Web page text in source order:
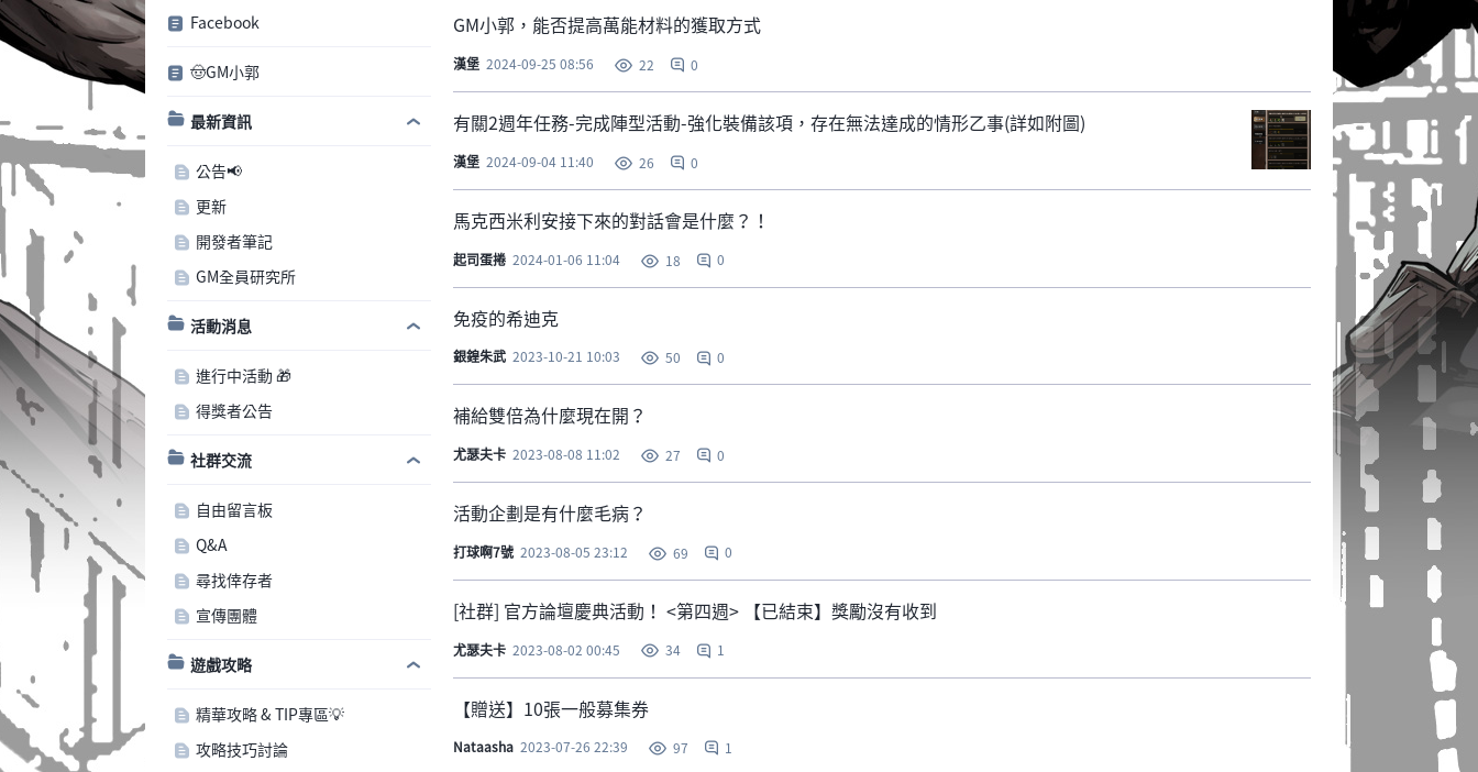
Facebook
🤠GM小郭
最新資訊
公告📢
更新
開發者筆記
GM全員研究所
活動消息
進行中活動 🎁
得獎者公告
社群交流
自由留言板
Q&A
尋找倖存者
宣傳團體
遊戲攻略
精華攻略 & TIP專區💡
攻略技巧討論
GM小郭，能否提高萬能材料的獲取方式
漢堡 2024-09-25 08:56 22 0
有關2週年任務-完成陣型活動-強化裝備該項，存在無法達成的情形乙事(詳如附圖)
漢堡 2024-09-04 11:40 26 0
馬克西米利安接下來的對話會是什麼？！
起司蛋捲 2024-01-06 11:04 18 0
免疫的希迪克
銀鍠朱武 2023-10-21 10:03 50 0
補給雙倍為什麼現在開？
尤瑟夫卡 2023-08-08 11:02 27 0
活動企劃是有什麼毛病？
打球啊7號 2023-08-05 23:12 69 0
[社群] 官方論壇慶典活動！ <第四週> 【已結束】獎勵沒有收到
尤瑟夫卡 2023-08-02 00:45 34 1
【贈送】10張一般募集券
Nataasha 2023-07-26 22:39 97 1